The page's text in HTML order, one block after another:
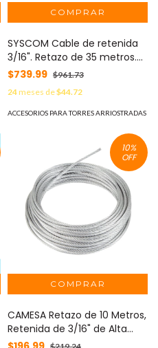
SYSCOM Cable de retenida
3/16". Retazo de 35 metros.
MOD: SRET474CAM*35MTS
$739.99 $961.73
24meses de$44.72
ACCESORIOS PARA TORRES ARRIOSTRADAS
10%
OFF
CAMESA Retazo de 10 Metros,
Retenida de 3/16" de Alta
Resistencia, Galvanizado